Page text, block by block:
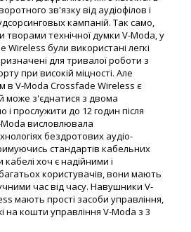
зв'язку від аудіофілов і
кампаній. Так само,
творами технічної думки V-Moda, у
Wireless були використані легкі
для тривалої роботи з
при високій міцності. Але
в V-Moda Crossfade Wireless є
може з'єднатися з двома
прослужити до 12 годин після
Moda висловлювала
бездротових аудіо-
стандартів кабельних
кабелі хоч є надійними і
користувачів, вони мають
час від часу. Навушники V-
мають прості засоби управління,
на кошти управління V-Moda з 3